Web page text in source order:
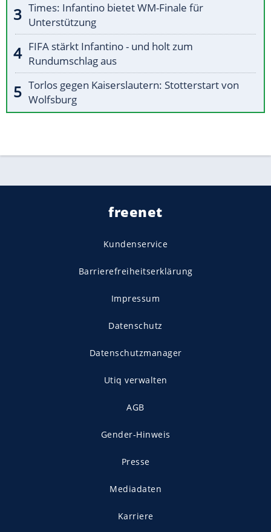
Times: Infantino bietet WM-Finale für
Unterstützung
FIFA stärkt Infantino - und holt zum
Rundumschlag aus
Torlos gegen Kaiserslautern: Stotterstart von
Wolfsburg
freenet
Kundenservice
Barrierefreiheitserklärung
Impressum
Datenschutz
Datenschutzmanager
Utiq verwalten
AGB
Gender-Hinweis
Presse
Mediadaten
Karriere